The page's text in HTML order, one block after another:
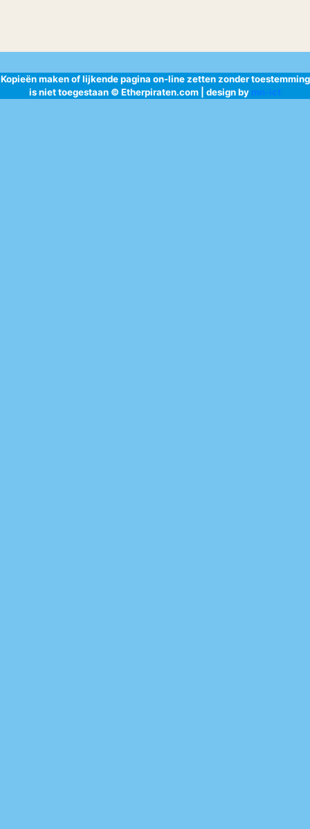
Kopieën maken of lijkende pagina on-line zetten zonder toestemming
is niet toegestaan © Etherpiraten.com | design by mn-ict